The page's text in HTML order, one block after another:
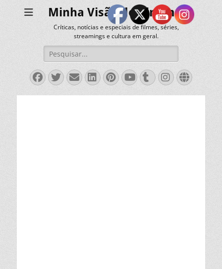
Minha Visão do Cinema
Críticas, notícias e especiais de filmes, séries,
streamings e cultura em geral.
Pesquisar
por:
Facebook
Twitter
EmailLinkedIn
Pinterest
YouTube
Tumblr